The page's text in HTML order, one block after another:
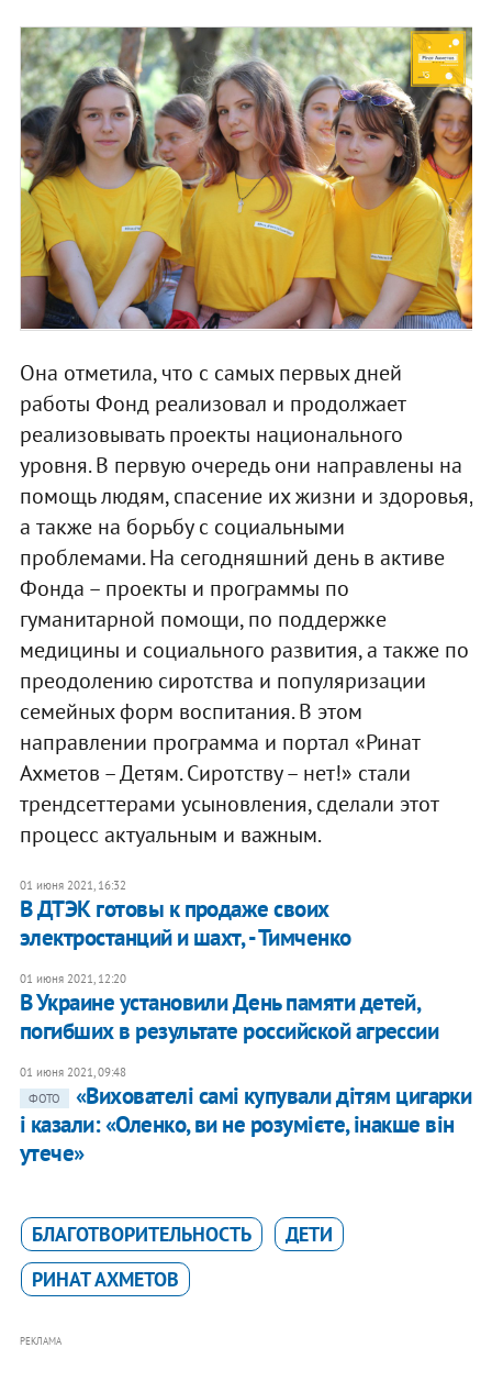
Она отметила, что с самых первых дней
работы Фонд реализовал и продолжает
реализовывать проекты национального
уровня. В первую очередь они направлены на
помощь людям, спасение их жизни и здоровья,
а также на борьбу с социальными
проблемами. На сегодняшний день в активе
Фонда – проекты и программы по
гуманитарной помощи, по поддержке
медицины и социального развития, а также по
преодолению сиротства и популяризации
семейных форм воспитания. В этом
направлении программа и портал «Ринат
Ахметов – Детям. Сиротству – нет!» стали
трендсеттерами усыновления, сделали этот
процесс актуальным и важным.
01 июня 2021, 16:32
В ДТЭК готовы к продаже своих
электростанций и шахт, - Тимченко
01 июня 2021, 12:20
В Украине установили День памяти детей,
погибших в результате российской агрессии
01 июня 2021, 09:48
ФОТО
«Вихователі самі купували дітям цигарки
і казали: «Оленко, ви не розумієте, інакше він
утече»
БЛАГОТВОРИТЕЛЬНОСТЬ
ДЕТИ
РИНАТ АХМЕТОВ
РЕКЛАМА